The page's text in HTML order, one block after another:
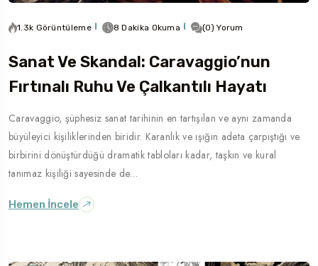
1.3k Görüntüleme 8 Dakika Okuma (0) Yorum
Sanat Ve Skandal: Caravaggio’nun
Fırtınalı Ruhu Ve Çalkantılı Hayatı
Caravaggio, şüphesiz sanat tarihinin en tartışılan ve aynı zamanda
büyüleyici kişiliklerinden biridir. Karanlık ve ışığın adeta çarpıştığı ve
birbirini dönüştürdüğü dramatik tabloları kadar, taşkın ve kural
tanımaz kişiliği sayesinde de…
Hemen İncele